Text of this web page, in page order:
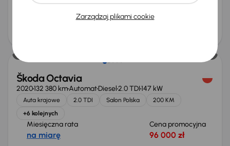
od 399 zł 63 000 zł
Škoda Octavia
2020132 380 kmAutomatDiesel2.0 TDI147 kW
Auta krajowe 2.0 TDI Salon Polska
200 KM
+6 kolejnych
Miesięczna rata
na miarę
Cena promocyjna
96 000 zł
Zarządzaj plikami cookie